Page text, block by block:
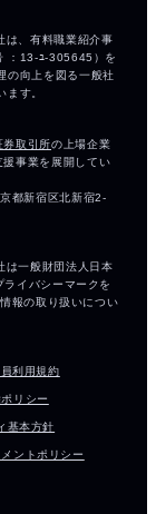
利用規約
リシー
基本方針
ントポリシー